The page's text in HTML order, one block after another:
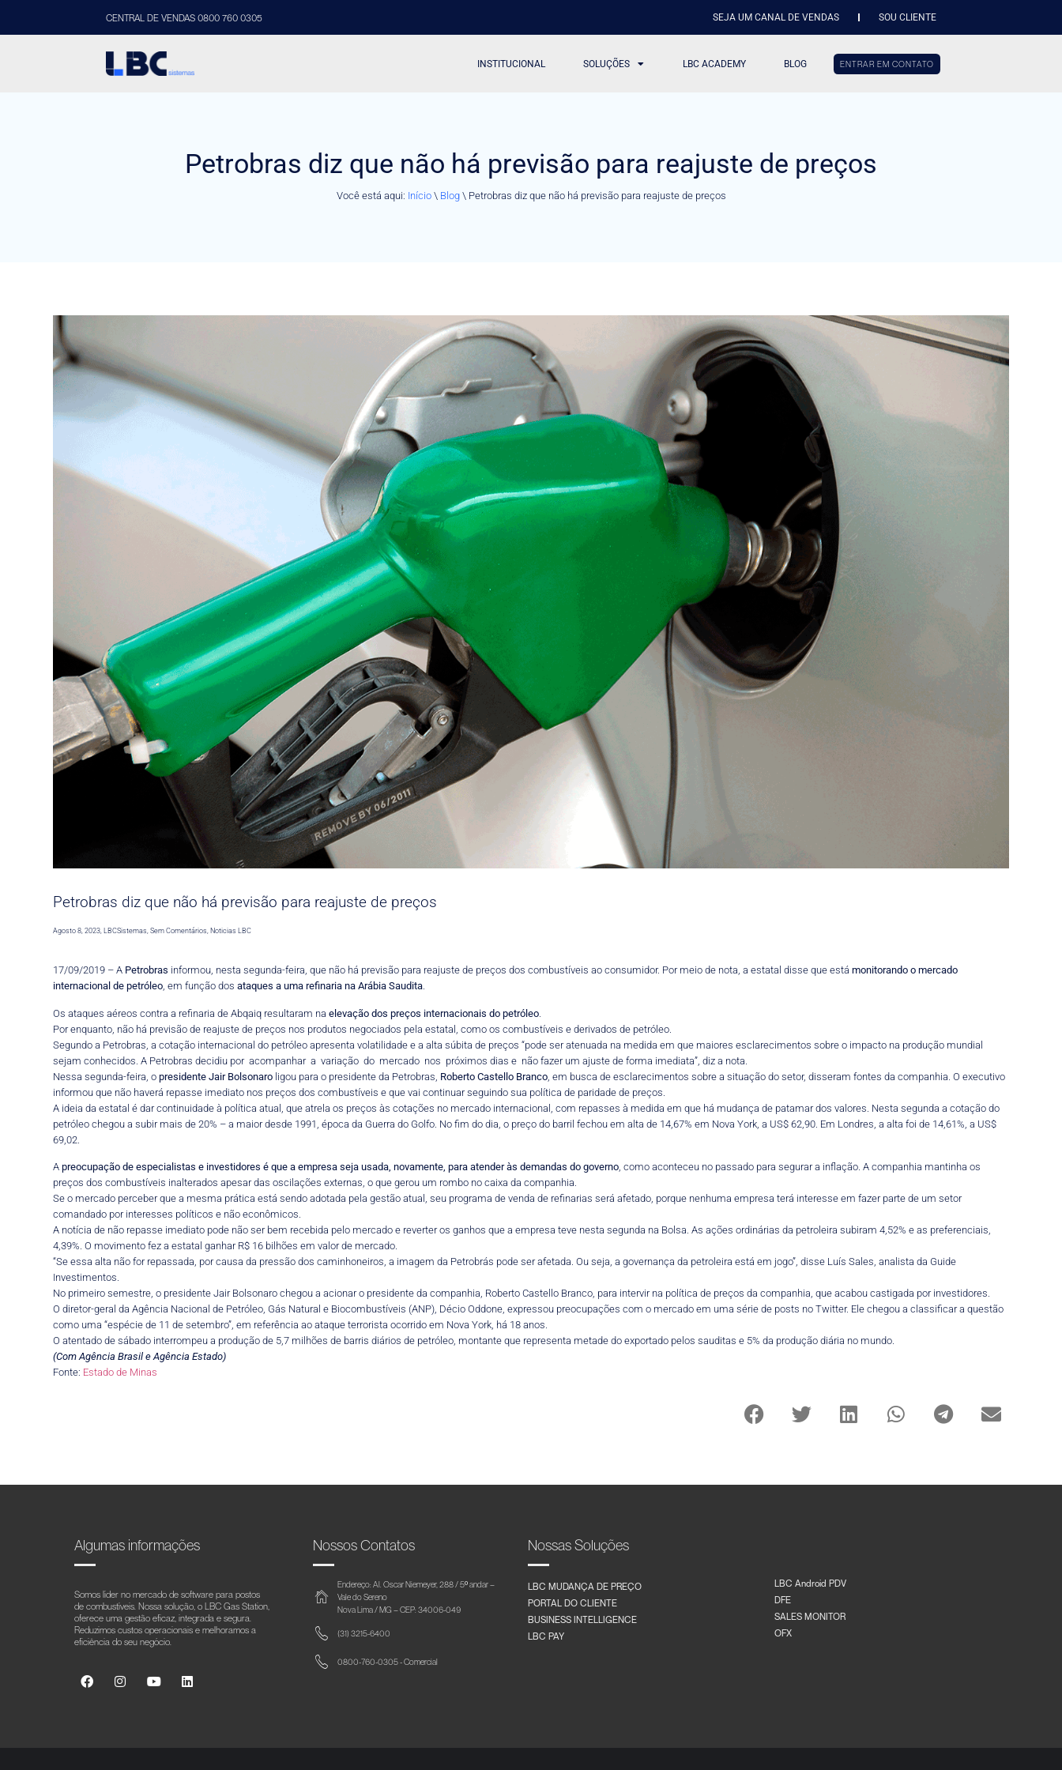
CENTRAL DE VENDAS 0800 760 0305 SEJA UM CANAL DE VENDAS SOU CLIENTE
INSTITUCIONAL SOLUÇÕES LBC ACADEMY BLOG ENTRAR EM CONTATO
Petrobras diz que não há previsão para reajuste de preços
Você está aqui: Início\ Blog\ Petrobras diz que não há previsão para reajuste de preços
Petrobras diz que não há previsão para reajuste de preços
Agosto 8, 2023 ,LBCSistemas Sem Comentários Noticias LBC
17/09/2019 – A Petrobras informou, nesta segunda-feira, que não há previsão para reajuste de preços dos combustíveis ao consumidor. Por meio de nota, a estatal disse que está monitorando o mercado
internacional de petróleo, em função dos ataques a uma refinaria na Arábia Saudita.
Os ataques aéreos contra a refinaria de Abqaiq resultaram naelevação dos preços internacionais do petróleo
Por enquanto, não há previsão de reajuste de preços nos produtos negociados pela estatal, como os combustíveis e derivados de petróleo.
Segundo a Petrobras, a cotação internacional do petróleo apresenta volatilidade e a alta súbita de preços “pode ser atenuada na medida em que maiores esclarecimentos sobre o impacto na produção mundial
sejam conhecidos. A Petrobras decidiu por acompanhar a variação do mercado nos próximos dias e não fazer um ajuste de forma imediata”, diz a nota.
Nessa segunda-feira, o presidente Jair Bolsonaro ligou para o presidente da Petrobras, Roberto Castello Branco , em busca de esclarecimentos sobre a situação do setor, disseram fontes da companhia. O executivo
informou que não haverá repasse imediato nos preços dos combustíveis e que vai continuar seguindo sua política de paridade de preços.
A ideia da estatal é dar continuidade à política atual, que atrela os preços às cotações no mercado internacional, com repasses à medida em que há mudança de patamar dos valores. Nesta segunda a cotação do
petróleo chegou a subir mais de 20% – a maior desde 1991, época da Guerra do Golfo. No fim do dia, o preço do barril fechou em alta de 14,67% em Nova York, a US$ 62,90. Em Londres, a alta foi de 14,61%, a US$
69,02.
Apreocupação de especialistas e investidores é que a empresa seja usada, novamente, para atender às demandas do governo , como aconteceu no passado para segurar a inflação. A companhia mantinha os
preços dos combustíveis inalterados apesar das oscilações externas, o que gerou um rombo no caixa da companhia.
Se o mercado perceber que a mesma prática está sendo adotada pela gestão atual, seu programa de venda de refinarias será afetado, porque nenhuma empresa terá interesse em fazer parte de um setor
comandado por interesses políticos e não econômicos.
A notícia de não repasse imediato pode não ser bem recebida pelo mercado e reverter os ganhos que a empresa teve nesta segunda na Bolsa. As ações ordinárias da petroleira subiram 4,52% e as preferenciais,
4,39%. O movimento fez a estatal ganhar R$ 16 bilhões em valor de mercado.
“Se essa alta não for repassada, por causa da pressão dos caminhoneiros, a imagem da Petrobrás pode ser afetada. Ou seja, a governança da petroleira está em jogo”, disse Luís Sales, analista da Guide
Investimentos.
No primeiro semestre, o presidente Jair Bolsonaro chegou a acionar o presidente da companhia, Roberto Castello Branco, para intervir na política de preços da companhia, que acabou castigada por investidores.
O diretor-geral da Agência Nacional de Petróleo, Gás Natural e Biocombustíveis (ANP), Décio Oddone, expressou preocupações com o mercado em uma série de posts no Twitter. Ele chegou a classificar a questão
como uma “espécie de 11 de setembro”, em referência ao ataque terrorista ocorrido em Nova York, há 18 anos.
O atentado de sábado interrompeu a produção de 5,7 milhões de barris diários de petróleo, montante que representa metade do exportado pelos sauditas e 5% da produção diária no mundo.
(Com Agência Brasil e Agência Estado)
Fonte: Estado de Minas
Algumas informações
Somos líder no mercado de software para postos
de combustíveis. Nossa solução, o LBC Gas Station,
oferece uma gestão eficaz, integrada e segura.
Reduzimos custos operacionais e melhoramos a
eficiência do seu negócio.
Nossos Contatos
Endereço: Al. Oscar Niemeyer, 288 / 5º andar –
Vale do Sereno
Nova Lima / MG – CEP: 34006-049
(31) 3215-6400
0800-760-0305 - Comercial
Nossas Soluções
LBC MUDANÇA DE PREÇO
PORTAL DO CLIENTE
BUSINESS INTELLIGENCE
LBC PAY
LBC Android PDV
DFE
SALES MONITOR
OFX